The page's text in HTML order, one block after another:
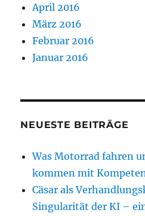
April 2016
März 2016
Februar 2016
Januar 2016
NEUESTE BEITRÄGE
Was Motorrad fahren
kommen mit
Cäsar als
Singularität der KI –